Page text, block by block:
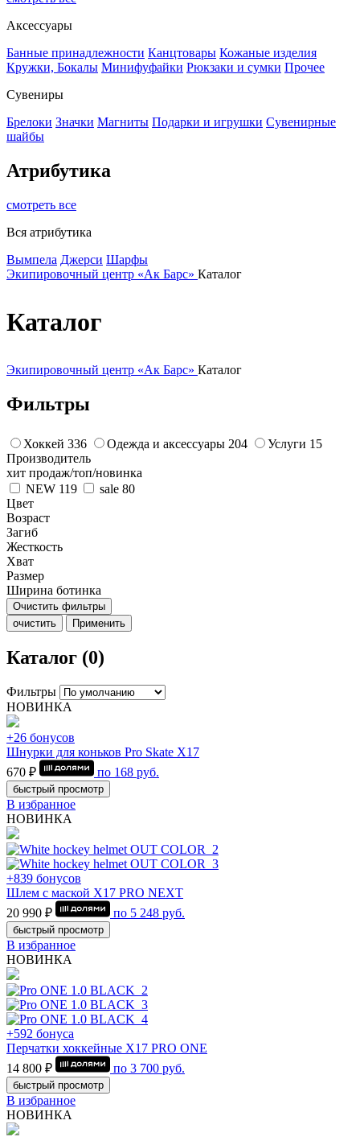
Аксессуары
Банные принадлежности Канцтовары Кожаные изделия
Кружки, Бокалы Минифуфайки Рюкзаки и сумки Прочее
Сувениры
Брелоки Значки Магниты Подарки и игрушки Сувенирные
шайбы
Атрибутика
смотреть все
Вся атрибутика
Вымпела Джерси Шарфы
Экипировочный центр «Ак Барс» Каталог
Каталог
Экипировочный центр «Ак Барс» Каталог
Фильтры
Хоккей 336 Одежда и аксессуары 204 Услуги 15
Производитель
хит продаж/топ/новинка
NEW 119 sale 80
Цвет
Возраст
Загиб
Жесткость
Хват
Размер
Ширина ботинка
Очистить фильтры
очистить
Применить
Каталог (0)
Фильтры
НОВИНКА
+26 бонусов
Шнурки для коньков Pro Skate Х17
670 ₽
по 168 руб.
быстрый просмотр
В избранное
НОВИНКА
+839 бонусов
Шлем с маской Х17 PRO NEXT
20 990 ₽
по 5 248 руб.
быстрый просмотр
В избранное
НОВИНКА
+592 бонуса
Перчатки хоккейные Х17 PRO ONE
14 800 ₽
по 3 700 руб.
быстрый просмотр
В избранное
НОВИНКА